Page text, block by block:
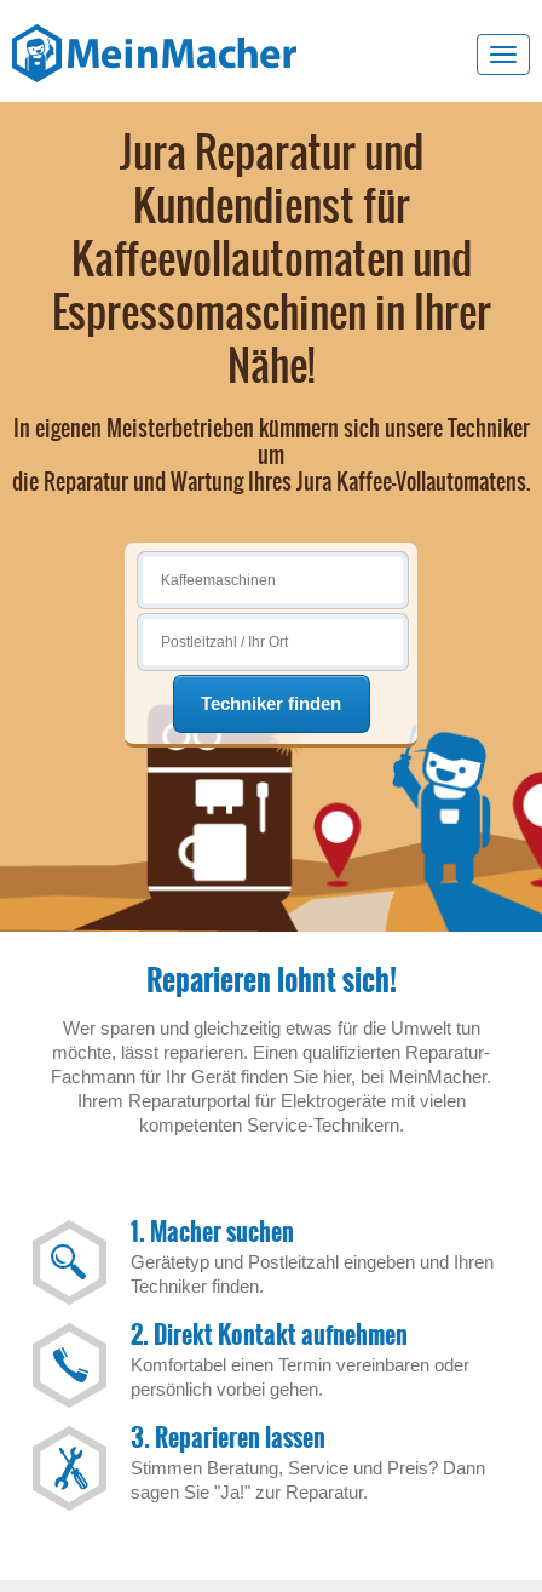
Jura Reparatur und
Kundendienst für
Kaffeevollautomaten und
Espressomaschinen in Ihrer
Nähe!
In eigenen Meisterbetrieben kümmern sich unsere Techniker
um
die Reparatur und Wartung Ihres Jura Kaffee-Vollautomatens.
Techniker finden
Reparieren lohnt sich!
Wer sparen und gleichzeitig etwas für die Umwelt tun
möchte, lässt reparieren. Einen qualifizierten Reparatur-
Fachmann für Ihr Gerät finden Sie hier, bei MeinMacher.
Ihrem Reparaturportal für Elektrogeräte mit vielen
kompetenten Service-Technikern.
1. Macher suchen
Gerätetyp und Postleitzahl eingeben und Ihren
Techniker finden.
2. Direkt Kontakt aufnehmen
Komfortabel einen Termin vereinbaren oder
persönlich vorbei gehen.
3. Reparieren lassen
Stimmen Beratung, Service und Preis? Dann
sagen Sie "Ja!" zur Reparatur.